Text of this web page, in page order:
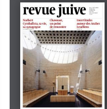
Dezember 2024
tachles